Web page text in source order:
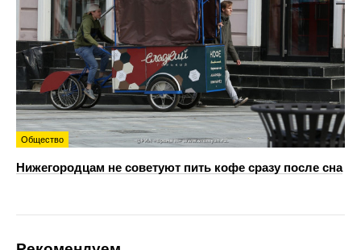
Общество
Нижегородцам не советуют пить кофе сразу после сна